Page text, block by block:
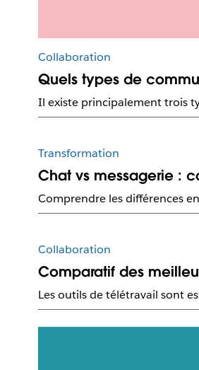
Collaboration
Quels types de
Il existe principalement trois
Transformation
Chat vs messagerie :
Comprendre les différences
Collaboration
Comparatif des
Les outils de télétravail sont